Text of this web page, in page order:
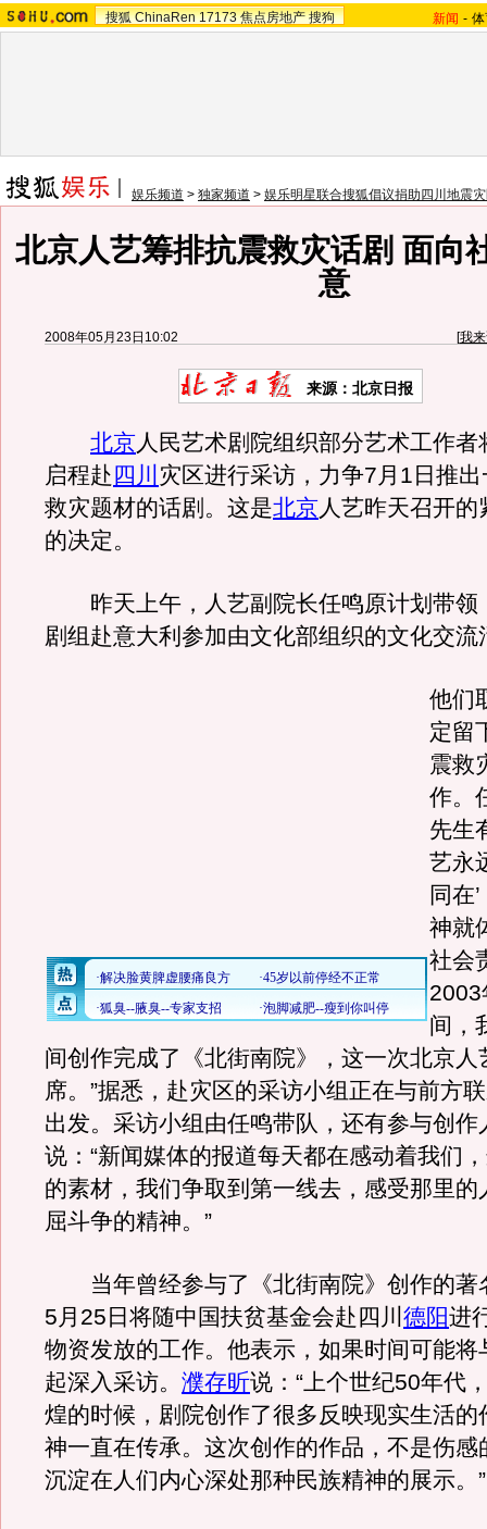
搜狐 ChinaRen 17173 焦点房地产 搜狗 新闻 -
娱乐频道 > 独家频道 > 娱乐明星联合搜狐倡议捐助四川地震
北京人艺筹排抗震救灾话剧 面向
意
2008年05月23日10:02 [我
来源：北京日报
北京人民艺术剧院组织部分艺术工作者
启程赴四川 灾区进行采访，力争7月1日推
救灾题材的话剧。这是北京人艺昨天召开
的决定。
昨天上午，人艺副院长任鸣原计划带领
剧组赴意大利参加由文化部组织的文化交流
他们
定留
震救
作。
先生
艺永
同在
神就
社会
2003
间，
间创作完成了《北街南院》，这一次北京人
席。”据悉，赴灾区的采访小组正在与前方
出发。采访小组由任鸣带队，还有参与创作
说：“新闻媒体的报道每天都在感动着我们
的素材，我们争取到第一线去，感受那里的
屈斗争的精神。”
当年曾经参与了《北街南院》创作的著
5月25日将随中国扶贫基金会赴四川 德阳进
物资发放的工作。他表示，如果时间可能将
起深入采访。 濮存昕说：“上个世纪50年代
煌的时候，剧院创作了很多反映现实生活的
神一直在传承。这次创作的作品，不是伤感
沉淀在人们内心深处那种民族精神的展示。”